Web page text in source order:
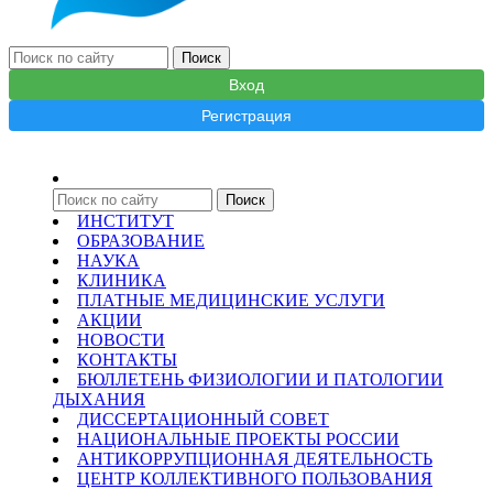
Вход
Регистрация
ИНСТИТУТ
ОБРАЗОВАНИЕ
НАУКА
КЛИНИКА
ПЛАТНЫЕ МЕДИЦИНСКИЕ УСЛУГИ
АКЦИИ
НОВОСТИ
КОНТАКТЫ
БЮЛЛЕТЕНЬ ФИЗИОЛОГИИ И ПАТОЛОГИИ
ДЫХАНИЯ
ДИССЕРТАЦИОННЫЙ СОВЕТ
НАЦИОНАЛЬНЫЕ ПРОЕКТЫ РОССИИ
АНТИКОРРУПЦИОННАЯ ДЕЯТЕЛЬНОСТЬ
ЦЕНТР КОЛЛЕКТИВНОГО ПОЛЬЗОВАНИЯ